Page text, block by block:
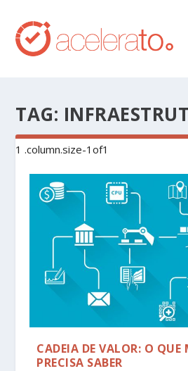
TAG:
CADEIA DE VALOR: O QUE
PRECISA SABER